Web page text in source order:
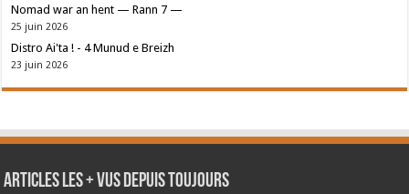
Nomad war an hent — Rann 7 —
25 juin 2026
Distro Ai'ta ! - 4 Munud e Breizh
23 juin 2026
Articles les + vus depuis toujours